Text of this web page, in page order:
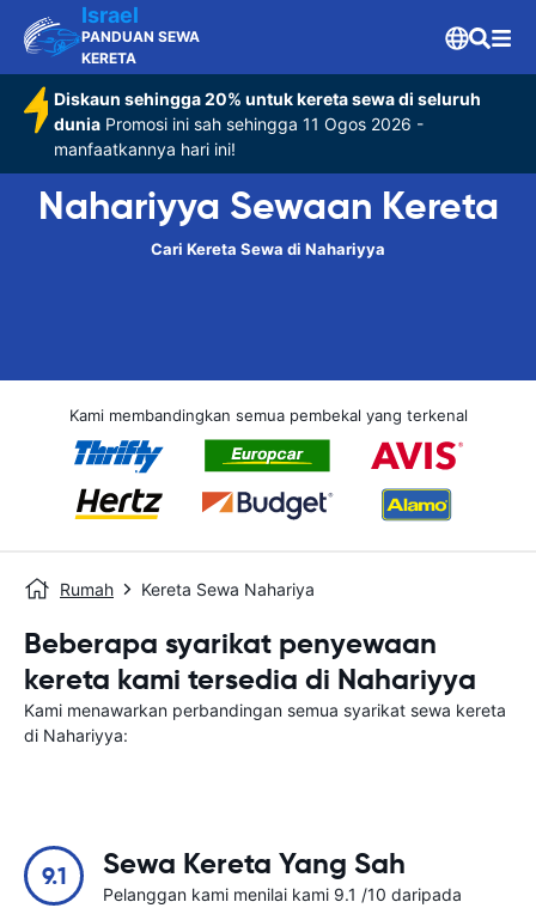
Israel
PANDUAN SEWA
KERETA
Diskaun sehingga 20% untuk kereta sewa di seluruh
dunia Promosi ini sah sehingga 11 Ogos 2026 -
manfaatkannya hari ini!
Nahariyya Sewaan Kereta
Cari Kereta Sewa di Nahariyya
Kami membandingkan semua pembekal yang terkenal
Rumah Kereta Sewa Nahariya
Beberapa syarikat penyewaan
kereta kami tersedia di Nahariyya
Kami menawarkan perbandingan semua syarikat sewa kereta
di Nahariyya:
9.1 Sewa Kereta Yang Sah
Pelanggan kami menilai kami 9.1 /10 daripada